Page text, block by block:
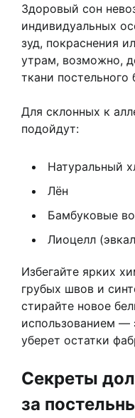
Здоровый сон
индивидуальных
зуд, покраснения
утрам, возможно,
ткани постельного
Для склонных к
подойдут:
Натуральный
Лён
Бамбуковые
Лиоцелл
Избегайте ярких
грубых швов и
стирайте новое
использованием —
уберет остатки
Секреты
за